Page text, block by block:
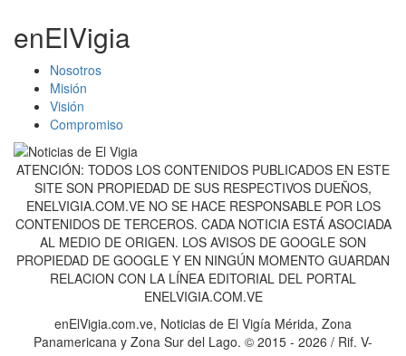
enElVigia
Nosotros
Misión
Visión
Compromiso
ATENCIÓN: TODOS LOS CONTENIDOS PUBLICADOS EN ESTE
SITE SON PROPIEDAD DE SUS RESPECTIVOS DUEÑOS,
ENELVIGIA.COM.VE NO SE HACE RESPONSABLE POR LOS
CONTENIDOS DE TERCEROS. CADA NOTICIA ESTÁ ASOCIADA
AL MEDIO DE ORIGEN. LOS AVISOS DE GOOGLE SON
PROPIEDAD DE GOOGLE Y EN NINGÚN MOMENTO GUARDAN
RELACION CON LA LÍNEA EDITORIAL DEL PORTAL
ENELVIGIA.COM.VE
enElVigia.com.ve, Noticias de El Vigía Mérida, Zona
Panamericana y Zona Sur del Lago. © 2015 - 2026 / Rif. V-